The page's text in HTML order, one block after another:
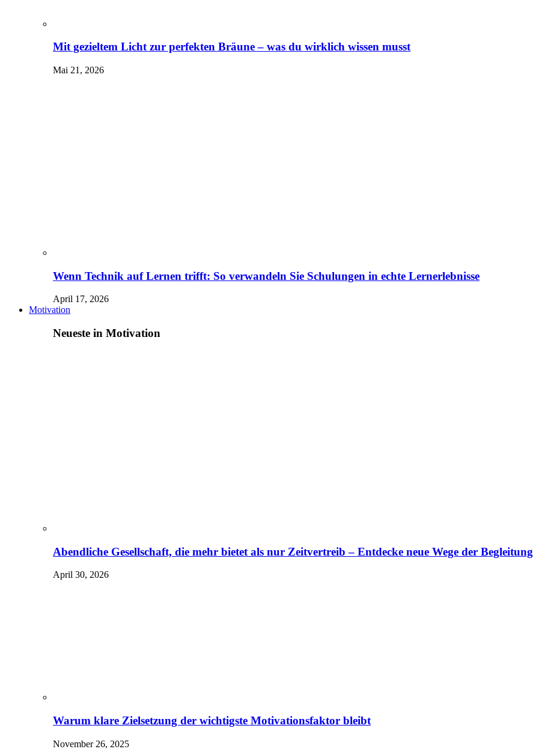
Mit gezieltem Licht zur perfekten Bräune – was du wirklich wissen musst
Mai 21, 2026
Wenn Technik auf Lernen trifft: So verwandeln Sie Schulungen in echte Lernerlebnisse
April 17, 2026
Motivation
Neueste in Motivation
Abendliche Gesellschaft, die mehr bietet als nur Zeitvertreib – Entdecke neue Wege der Begleitung
April 30, 2026
Warum klare Zielsetzung der wichtigste Motivationsfaktor bleibt
November 26, 2025